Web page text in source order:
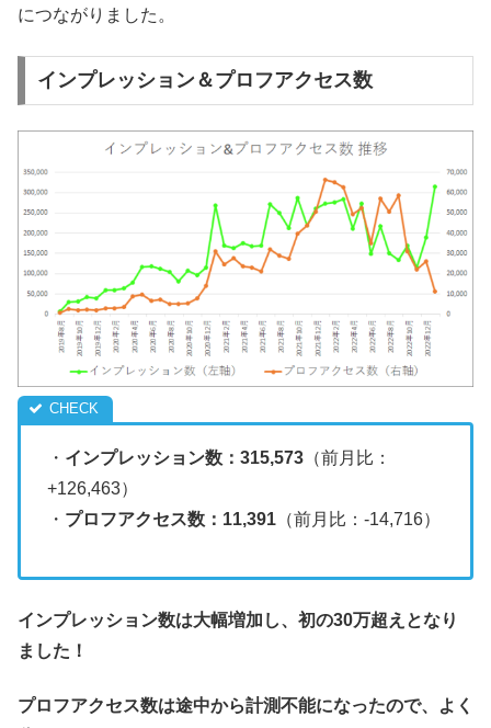
につながりました。
インプレッション＆プロフアクセス数
・ インプレッション数：315,573 （前月比：
+126,463）
・ プロフアクセス数：11,391 （前月比：-14,716）
インプレッション数は大幅増加し、初の30万超えとなり
ました！
プロフアクセス数は途中から計測不能になったので、よく